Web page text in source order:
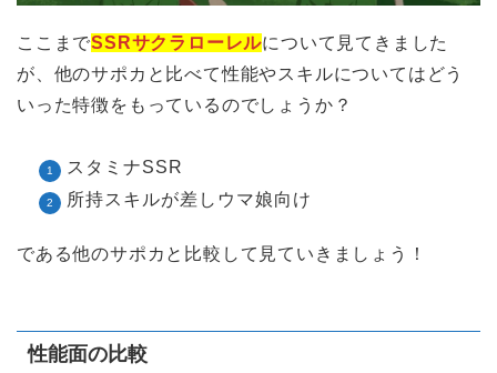
ここまでSSRサクラローレルについて見てきました
が、他のサポカと比べて性能やスキルについてはどう
いった特徴をもっているのでしょうか？
スタミナSSR
所持スキルが差しウマ娘向け
である他のサポカと比較して見ていきましょう！
性能面の比較